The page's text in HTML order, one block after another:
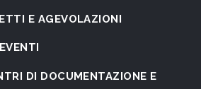
E AGEVOLAZIONI
DI DOCUMENTAZIONE E